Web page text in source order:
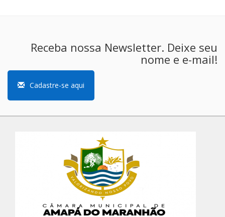
Receba nossa Newsletter. Deixe seu
nome e e-mail!
Cadastre-se aqui